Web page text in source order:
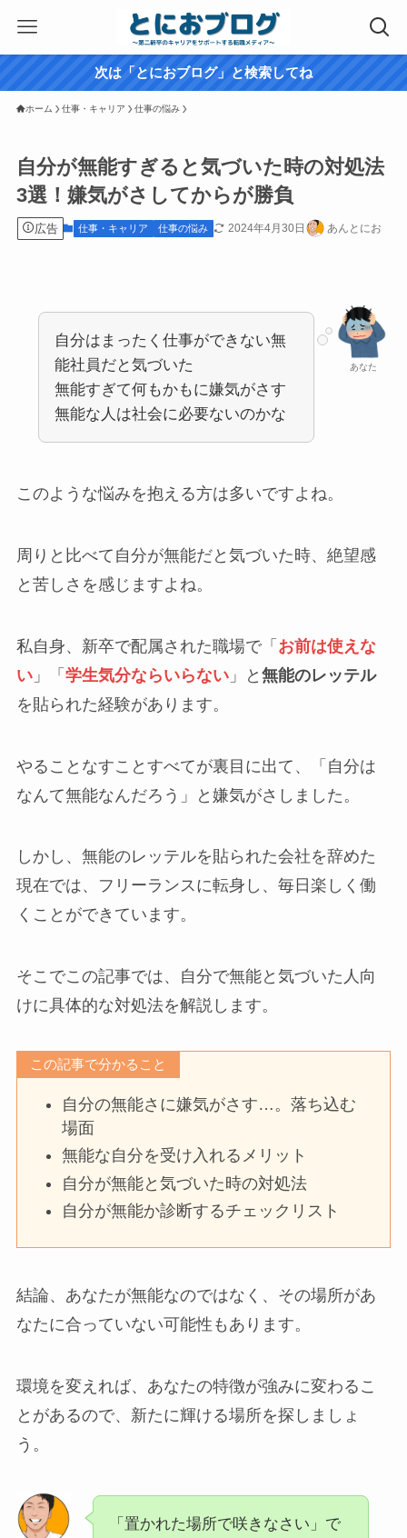
次は「とにおブログ」と検索してね
ホーム 仕事・キャリア 仕事の悩み
自分が無能すぎると気づいた時の対処法
3選！嫌気がさしてからが勝負
広告 仕事・キャリア 仕事の悩み 2024年4月30日 あんとにお
あなた
自分はまったく仕事ができない無
能社員だと気づいた
無能すぎて何もかもに嫌気がさす
無能な人は社会に必要ないのかな
このような悩みを抱える方は多いですよね。
周りと比べて自分が無能だと気づいた時、絶望感
と苦しさを感じますよね。
私自身、新卒で配属された職場で「 お前は使えな
い」「 学生気分ならいらない」と 無能のレッテル
を貼られた経験があります。
やることなすことすべてが裏目に出て、「自分は
なんて無能なんだろう」と嫌気がさしました。
しかし、無能のレッテルを貼られた会社を辞めた
現在では、フリーランスに転身し、毎日楽しく働
くことができています。
そこでこの記事では、自分で無能と気づいた人向
けに具体的な対処法を解説します。
この記事で分かること
自分の無能さに嫌気がさす…。落ち込む
場面
無能な自分を受け入れるメリット
自分が無能と気づいた時の対処法
自分が無能か診断するチェックリスト
結論、あなたが無能なのではなく、その場所があ
なたに合っていない可能性もあります。
環境を変えれば、あなたの特徴が強みに変わるこ
とがあるので、新たに輝ける場所を探しましょ
う。
「置かれた場所で咲きなさい」で